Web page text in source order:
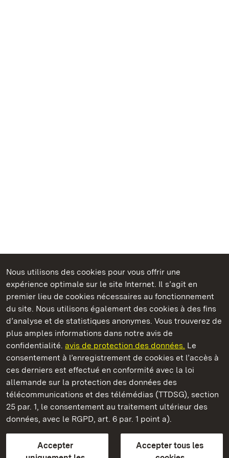
Nous utilisons des cookies pour vous offrir une
expérience optimale sur le site Internet. Il s’agit en
premier lieu de cookies nécessaires au fonctionnement
du site. Nous utilisons également des cookies à des fins
d’analyse et de statistiques anonymes. Vous trouverez de
plus amples informations dans notre avis de
confidentialité. avis de protection des données. Le
consentement à l’enregistrement de cookies et l’accès à
ces derniers est effectué en conformité avec la loi
allemande sur la protection des données des
télécommunications et des télémédias (TTDSG), section
25 par. 1, le consentement au traitement ultérieur des
données, avec le RGPD, art. 6 par. 1 point a).
Accepter
Accepter tous les
Châteaux et jardins publics du Bade-Wurtemberg
Staatliche Schlösser und Gärten Baden‑Württemberg
Châteaux et jardins publics du Bade-Wurtemberg
ContactFAQ et réponsesMentions légales
Protection des données
Explications sur l’accessibilité
BITV-konform (geprüfte Seiten)
plus loin